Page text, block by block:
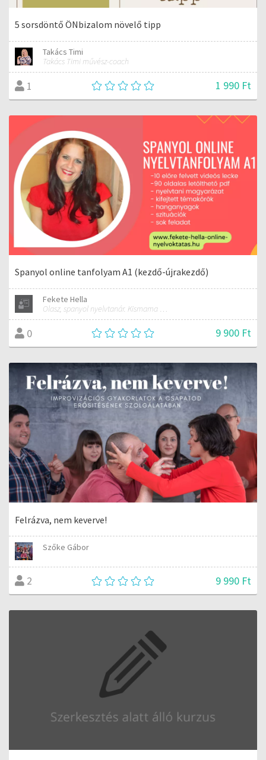
5 sorsdöntő ÖNbizalom növelő tipp
Takács Timi
Takács Timi művész-coach
1 1 990 Ft
Spanyol online tanfolyam A1 (kezdő-újrakezdő)
Fekete Hella
Olasz, spanyol nyelvtanár. Kismama és női jóga oktató.
0 9 900 Ft
Felrázva, nem keverve!
Szőke Gábor
2 9 990 Ft